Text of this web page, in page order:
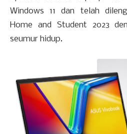
Windows 11 dan telah
Home and Student 2023
seumur hidup.